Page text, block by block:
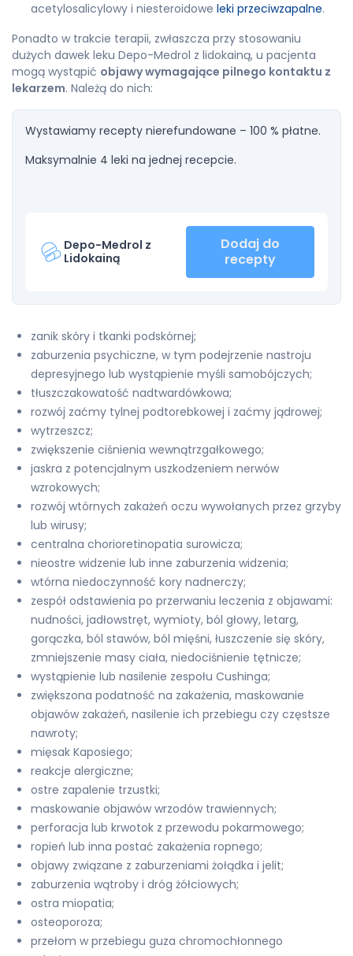
acetylosalicylowy i niesteroidowe leki przeciwzapalne.
Ponadto w trakcie terapii, zwłaszcza przy stosowaniu
dużych dawek leku Depo-Medrol z lidokainą, u pacjenta
mogą wystąpić objawy wymagające pilnego kontaktu z
lekarzem. Należą do nich:
Wystawiamy recepty nierefundowane – 100 % płatne.
Maksymalnie 4 leki na jednej recepcie.
Depo-Medrol z
Lidokainą
Dodaj do
recepty
zanik skóry i tkanki podskórnej;
zaburzenia psychiczne, w tym podejrzenie nastroju
depresyjnego lub wystąpienie myśli samobójczych;
tłuszczakowatość nadtwardówkowa;
rozwój zaćmy tylnej podtorebkowej i zaćmy jądrowej;
wytrzeszcz;
zwiększenie ciśnienia wewnątrzgałkowego;
jaskra z potencjalnym uszkodzeniem nerwów
wzrokowych;
rozwój wtórnych zakażeń oczu wywołanych przez grzyby
lub wirusy;
centralna chorioretinopatia surowicza;
nieostre widzenie lub inne zaburzenia widzenia;
wtórna niedoczynność kory nadnerczy;
zespół odstawienia po przerwaniu leczenia z objawami:
nudności, jadłowstręt, wymioty, ból głowy, letarg,
gorączka, ból stawów, ból mięśni, łuszczenie się skóry,
zmniejszenie masy ciała, niedociśnienie tętnicze;
wystąpienie lub nasilenie zespołu Cushinga;
zwiększona podatność na zakażenia, maskowanie
objawów zakażeń, nasilenie ich przebiegu czy częstsze
nawroty;
mięsak Kaposiego;
reakcje alergiczne;
ostre zapalenie trzustki;
maskowanie objawów wrzodów trawiennych;
perforacja lub krwotok z przewodu pokarmowego;
ropień lub inna postać zakażenia ropnego;
objawy związane z zaburzeniami żołądka i jelit;
zaburzenia wątroby i dróg żółciowych;
ostra miopatia;
osteoporoza;
przełom w przebiegu guza chromochłonnego